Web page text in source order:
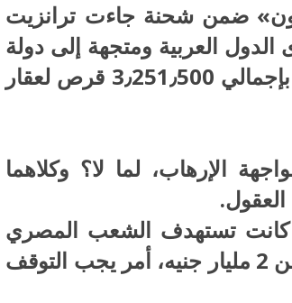
ضمن شحنة جاءت ترانزيت
العربية ومتجهة إلى دولة
عربية أخرى حيث تم ضبط 1858 عبوة بإجمالي 3٫251٫500 قرص لعقار
الإرهاب، لما لا؟ وكلاهما
كانت تستهدف الشعب المصري
خلال 15 يومًا تقدر قيمتها المالية بأكثر من 2 مليار جنيه، أمر يجب التوقف